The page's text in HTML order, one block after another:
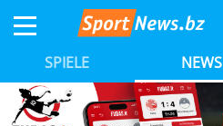
SPIELE NEWS